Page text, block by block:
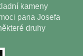
kameny
pana Josefa
druhy